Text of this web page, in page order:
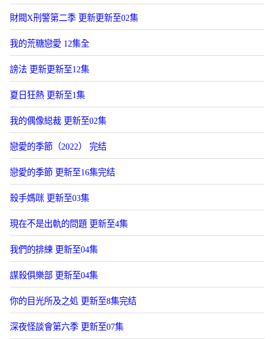
財閥X刑警第二季 更新更新至02集
我的荒糖戀愛 12集全
謗法 更新更新至12集
夏日狂熱 更新至1集
我的偶像縂裁 更新至02集
戀愛的季節（2022） 完结
戀愛的季節 更新至16集完结
殺手媽咪 更新至03集
現在不是出軌的問題 更新至4集
我們的排練 更新至04集
謀殺俱樂部 更新至04集
你的目光所及之処 更新至8集完结
深夜怪談會第六季 更新至07集